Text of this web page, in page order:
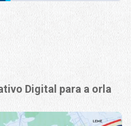
Digital para a orla